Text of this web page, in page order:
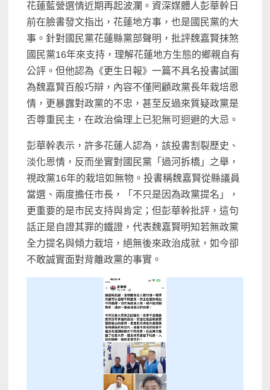
花蓮藍營選情近期再起波瀾。資深媒體人彭華幹日
前在臉書發文指出，花蓮地方事，也是國民黨的大
事。針對國民黨花蓮縣黨部聲明，批評魏嘉賢抹煞
國民黨16年來支持，理解花蓮地方生態的鄉親自有
公評。但他認為《更生日報》一篇不具名投書試圖
為魏嘉賢百般巧辯，內容不僅罔顧政黨長年栽培恩
情，更暴露對政黨的不忠，甚至反過來質疑政黨是
否尊重民主，在政治倫理上已犯無可迴避的大忌。
彭華幹表示，許多花蓮人認為，該投書割裂歷史、
淡化恩情，反而坐實對國民黨「過河拆橋」之舉，
視政黨16年的栽培如無物。投書稱魏嘉賢從縣議員
當選、兩度擔任市長，「不只是因為政黨提名」，
更重要的是市民支持與肯定；但彭華幹批評，這句
話正是自證其罪的鐵證，代表魏嘉賢明知若無政黨
全力提名與傾力栽培，絕無後來政治成就，如今卻
不敢誠實面對背離政黨的事實。